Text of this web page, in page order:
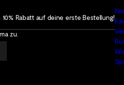
Rabatt auf deine erste Bestellung!
zu.